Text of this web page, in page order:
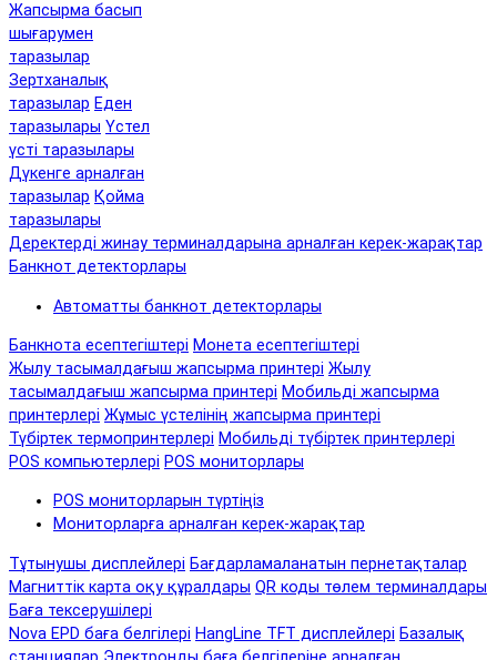
Жапсырма басып
шығарумен
таразылар
Зертханалық
таразылар Еден
таразылары Үстел
үсті таразылары
Дүкенге арналған
таразылар Қойма
таразылары
Деректерді жинау терминалдарына арналған керек-жарақтар
Банкнот детекторлары
Автоматты банкнот детекторлары
Банкнота есептегіштері Монета есептегіштері
Жылу тасымалдағыш жапсырма принтері Жылу
тасымалдағыш жапсырма принтері Мобильді жапсырма
принтерлері Жұмыс үстелінің жапсырма принтері
Түбіртек термопринтерлері Мобильді түбіртек принтерлері
POS компьютерлері POS мониторлары
POS мониторларын түртіңіз
Мониторларға арналған керек-жарақтар
Тұтынушы дисплейлері Бағдарламаланатын пернетақталар
Магниттік карта оқу құралдары QR коды төлем терминалдары
Баға тексерушілері
Nova EPD баға белгілері HangLine TFT дисплейлері Базалық